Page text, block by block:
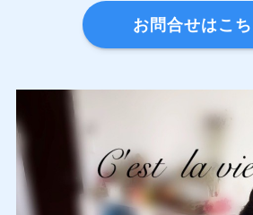
お問合せはこち